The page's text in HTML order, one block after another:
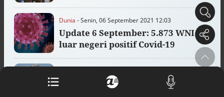
Dunia - Senin, 06 September 2021 12:03
Update 6 September: 5.873 WNI di
luar negeri positif Covid-19
Israel tolak rencana AS buka
Mungkinkah duet Anies-Ahok terealisasi
di Pilpres 2029?
Alinea.id - Politik
Pemprov Sultra klarifikasi isu PT GKP,
imbau masyarakat hormati proses
Alinea.id - Peristiwa